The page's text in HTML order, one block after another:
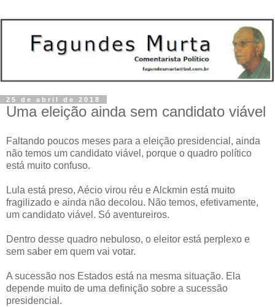
25 de abril de 2018
Uma eleição ainda sem candidato viável
Faltando poucos meses para a eleição presidencial, ainda
não temos um candidato viável, porque o quadro político
está muito confuso.
Lula está preso, Aécio virou réu e Alckmin está muito
fragilizado e ainda não decolou. Não temos, efetivamente,
um candidato viável. Só aventureiros.
Dentro desse quadro nebuloso, o eleitor está perplexo e
sem saber em quem vai votar.
A sucessão nos Estados está na mesma situação. Ela
depende muito de uma definição sobre a sucessão
presidencial.